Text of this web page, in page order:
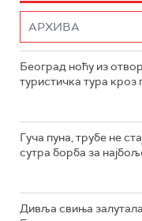
Београд ноћу из
туристичка тура кроз
Гуча пуна, трубе не
сутра борба за
Дивља свиња